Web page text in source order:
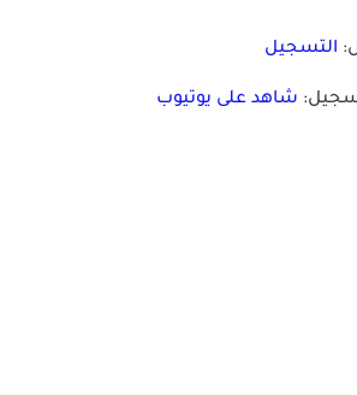
التسجيل
شاهد على يوتيوب